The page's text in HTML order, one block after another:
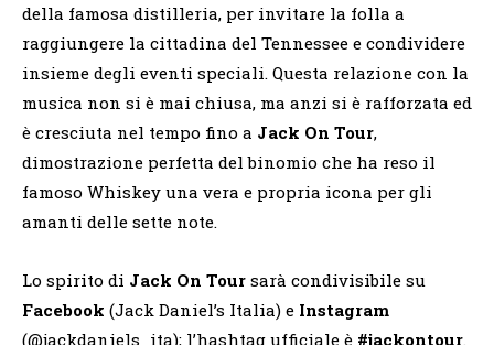
della famosa distilleria, per invitare la folla a
raggiungere la cittadina del Tennessee e condividere
insieme degli eventi speciali. Questa relazione con la
musica non si è mai chiusa, ma anzi si è rafforzata ed
è cresciuta nel tempo fino a Jack On Tour,
dimostrazione perfetta del binomio che ha reso il
famoso Whiskey una vera e propria icona per gli
amanti delle sette note.
Lo spirito di Jack On Tour sarà condivisibile su
Facebook (Jack Daniel’s Italia) e Instagram
(@jackdaniels_ita); l’hashtag ufficiale è #jackontour.